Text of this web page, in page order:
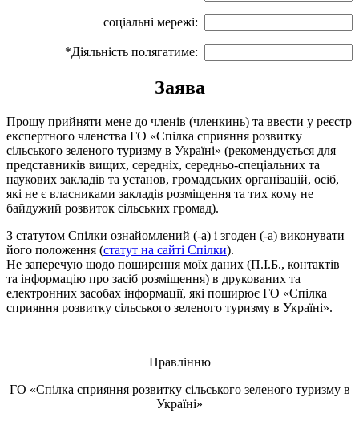
соціальні мережі:
*Діяльність полягатиме:
Заява
Прошу прийняти мене до членів (членкинь) та ввести у реєстр
експертного членства ГО «Спілка сприяння розвитку
сільського зеленого туризму в Україні» (рекомендується для
представників вищих, середніх, середньо-спеціальних та
наукових закладів та установ, громадських організацій, осіб,
які не є власниками закладів розміщення та тих кому не
байдужий розвиток сільських громад).
З статутом Спілки ознайомлений (-а) і згоден (-а) виконувати
його положення (статут на сайті Спілки).
Не заперечую щодо поширення моїх даних (П.І.Б., контактів
та інформацію про засіб розміщення) в друкованих та
електронних засобах інформації, які поширює ГО «Спілка
сприяння розвитку сільського зеленого туризму в Україні».
Правлінню
ГО «Спілка сприяння розвитку сільського зеленого туризму в
Україні»